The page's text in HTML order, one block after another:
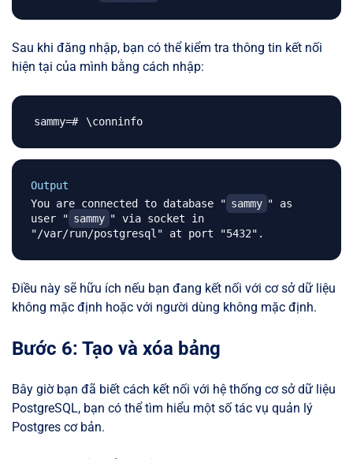
Sau khi đăng nhập, bạn có thể kiểm tra thông tin kết nối
hiện tại của mình bằng cách nhập:
\
Output
You are connected to database " sammy " as
user " sammy " via socket in
Điều này sẽ hữu ích nếu bạn đang kết nối với cơ sở dữ liệu
không mặc định hoặc với người dùng không mặc định.
Bước 6: Tạo và xóa bảng
Bây giờ bạn đã biết cách kết nối với hệ thống cơ sở dữ liệu
PostgreSQL, bạn có thể tìm hiểu một số tác vụ quản lý
Postgres cơ bản.